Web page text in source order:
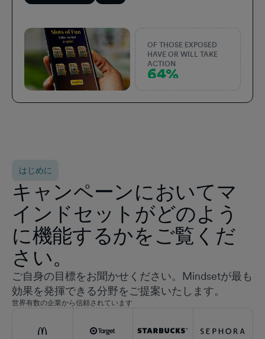
OF THOSE EXPOSED
HAVE OR WILL TAKE
ACTION
64%
はじめに
キャンペーンにおいてマ
インドセットがどのよう
に機能するかをご覧くだ
さい。
ご自身の目標をお聞かせください。Mindsetが最も
効果を発揮できる分野をご提案いたします。
世界有数の企業から信頼されています